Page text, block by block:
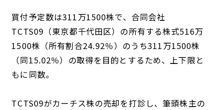
買付予定数は311万1500株で、合同会社
TCTS09（東京都千代田区）の所有する株式516万
1500株（所有割合24.92％）のうち311万1500株
（同15.02％）の取得を目的とするため、上下限と
もに同数。
TCTS09がカーチス株の売却を打診し、筆頭株主の